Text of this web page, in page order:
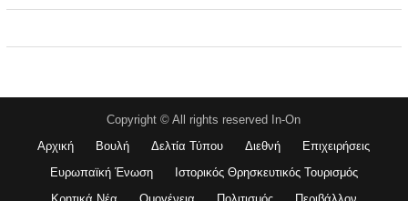
Copyright © All rights reserved In-On
Αρχική
Βουλή Δελτία Τύπου Διεθνή
Επιχειρήσεις
Ευρωπαϊκή Ένωση
Ιστορικός Θρησκευτικός Τουρισμός